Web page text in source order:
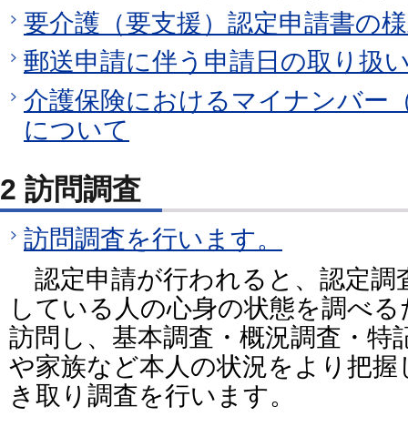
要介護（要支援）認定申請書の
郵送申請に伴う申請日の取り扱
介護保険におけるマイナンバー
について
2 訪問調査
訪問調査を行います。
認定申請が行われると、認定調
している人の心身の状態を調べ
訪問し、基本調査・概況調査・特
や家族など本人の状況をより把
き取り調査を行います。